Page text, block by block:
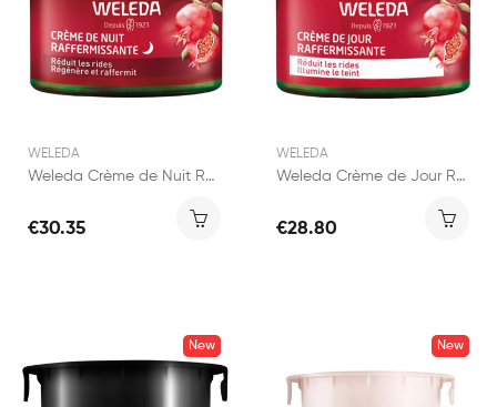
WELEDA
Weleda Crème de Nuit Raffermissante Grenade...
€30.35
WELEDA
Weleda Crème de Jour Raffermissante Grenade...
€28.80
New New